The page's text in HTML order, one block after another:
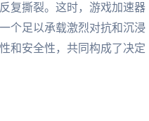
复撕裂。这时，游戏加速器
个足以承载激烈对抗和沉浸
和安全性，共同构成了决定